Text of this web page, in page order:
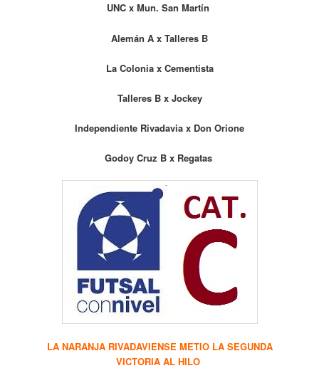
UNC x Mun. San Martín
Alemán A x Talleres B
La Colonia x Cementista
Talleres B x Jockey
Independiente Rivadavia x Don Orione
Godoy Cruz B x Regatas
LA NARANJA RIVADAVIENSE METIO LA SEGUNDA
VICTORIA AL HILO